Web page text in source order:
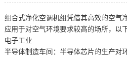
组合式净化空调机组凭借其高效的空气
应用于对空气环境要求较高的场所，以
电子工业
半导体制造车间：半导体芯片的生产对